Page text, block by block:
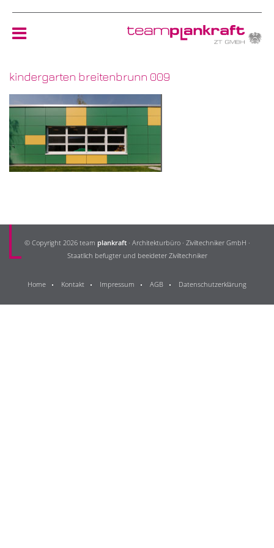
TEAM
NEWS
kindergarten breitenbrunn 009
© Copyright 2026 team plankraft· Architekturbüro · Ziviltechniker GmbH ·
Staatlich befugter und beeideter Ziviltechniker
Home Kontakt Impressum AGB Datenschutzerklärung